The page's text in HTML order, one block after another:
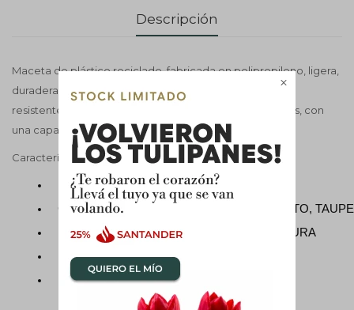

Descripción
Maceta de plástico reciclado, fabricada en polipropileno, ligera,
duradera, reciclable y reutilizable, con protección UV y
resistente a las heladas. Apta para interiores y exteriores, con
una capacidad de 4,2 L
Características
Material: PLÁSTICO RECICLADO
Color: A ELECCIÓN GRIS, BLANCO, GRAFITO,
Medidas: 20 CM DE BOCA Y 18 CM DE ALTURA
Uso: Interior y exterior
Incluye drenaje: NO